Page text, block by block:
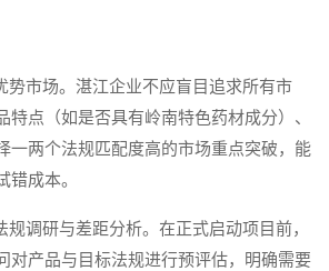
市场。湛江企业不应盲目追求所有市
特点（如是否具有岭南特色药材成分）、
一两个法规匹配度高的市场重点突破，能
错成本。
调研与差距分析。在正式启动项目前，
对产品与目标法规进行预评估，明确需要